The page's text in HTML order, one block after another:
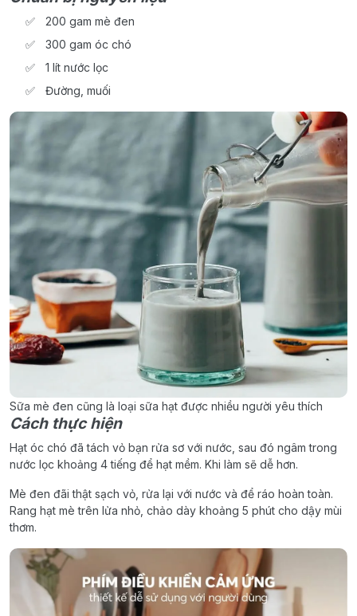
200 gam mè đen
300 gam óc chó
1 lít nước lọc
Đường, muối
Sữa mè đen cũng là loại sữa hạt được nhiều người yêu thích
Cách thực hiện
Hạt óc chó đã tách vỏ bạn rửa sơ với nước, sau đó ngâm trong
nước lọc khoảng 4 tiếng để hạt mềm. Khi làm sẽ dễ hơn.
Mè đen đãi thật sạch vỏ, rửa lại với nước và để ráo hoàn toàn.
Rang hạt mè trên lửa nhỏ, chảo dày khoảng 5 phút cho dậy mùi
thơm.